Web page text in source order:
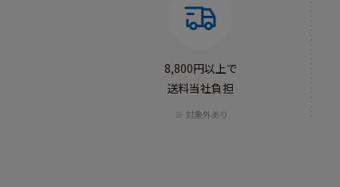
8,800円以上で
送料当社負担
対象外あり